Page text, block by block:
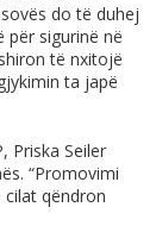
do të duhej
sigurinë në
të nxitojë
ta japë
Priska Seiler
“Promovimi
qëndron